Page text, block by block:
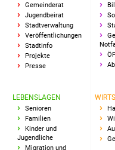
Gemeinderat
Jugendbeirat
Stadtverwaltung
Veröffentlichungen
Stadtinfo
Projekte
Presse
LEBENSLAGEN
Senioren
Familien
Kinder und
Jugendliche
Migration und